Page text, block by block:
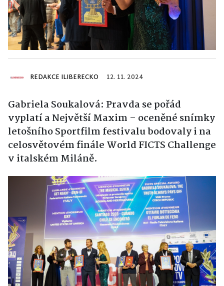
REDAKCE ILIBERECKO 12. 11. 2024
Gabriela Soukalová: Pravda se pořád
vyplatí a Největší Maxim – oceněné snímky
letošního Sportfilm festivalu bodovaly i na
celosvětovém finále World FICTS Challenge
v italském Miláně.